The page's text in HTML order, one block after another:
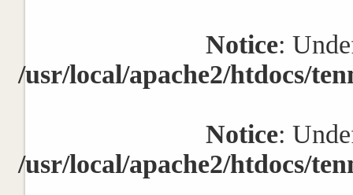
Notice:
/usr/local/apache2/htdocs/
Notice:
/usr/local/apache2/htdocs/